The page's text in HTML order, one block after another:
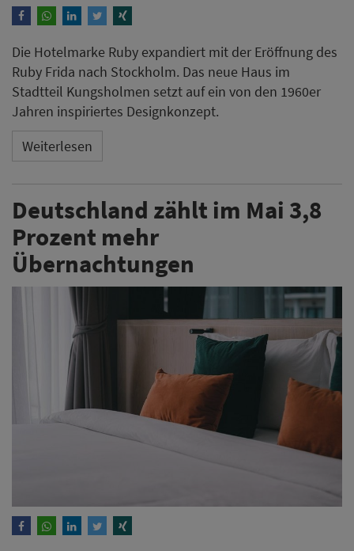
Die Hotelmarke Ruby expandiert mit der Eröffnung des
Ruby Frida nach Stockholm. Das neue Haus im
Stadtteil Kungsholmen setzt auf ein von den 1960er
Jahren inspiriertes Designkonzept.
Weiterlesen
Deutschland zählt im Mai 3,8
Prozent mehr
Übernachtungen